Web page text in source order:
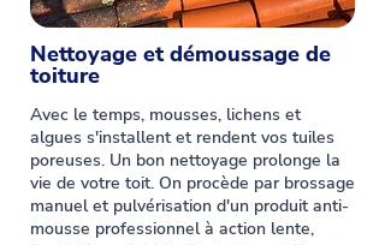
Nettoyage et démoussage de
toiture
Avec le temps, mousses, lichens et
algues s'installent et rendent vos tuiles
poreuses. Un bon nettoyage prolonge la
vie de votre toit. On procède par brossage
manuel et pulvérisation d'un produit anti-
mousse professionnel à action lente,